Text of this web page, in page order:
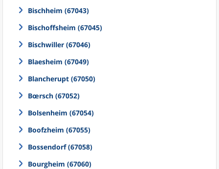
Bischheim (67043)
Bischoffsheim (67045)
Bischwiller (67046)
Blaesheim (67049)
Blancherupt (67050)
Bœrsch (67052)
Bolsenheim (67054)
Boofzheim (67055)
Bossendorf (67058)
Bourgheim (67060)